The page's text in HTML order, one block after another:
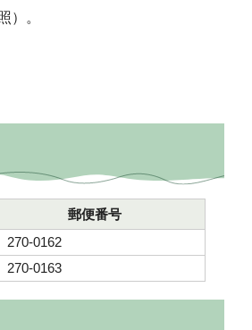
）。
郵便番号
270-0162
270-0163